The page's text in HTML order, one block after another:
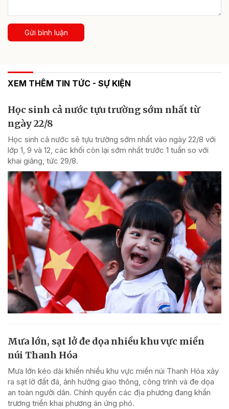
Gửi bình luận
XEM THÊM TIN TỨC - SỰ KIỆN
Học sinh cả nước tựu trường sớm nhất từ
ngày 22/8
Học sinh cả nước sẽ tựu trường sớm nhất vào ngày 22/8 với
lớp 1, 9 và 12, các khối còn lại sớm nhất trước 1 tuần so với
khai giảng, tức 29/8.
Mưa lớn, sạt lở đe dọa nhiều khu vực miền
núi Thanh Hóa
Mưa lớn kéo dài khiến nhiều khu vực miền núi Thanh Hóa xảy
ra sạt lở đất đá, ảnh hưởng giao thông, công trình và đe dọa
an toàn người dân. Chính quyền các địa phương đang khẩn
trương triển khai phương án ứng phó.